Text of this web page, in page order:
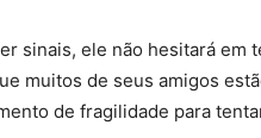
sinais, ele não hesitará em
muitos de seus amigos
de fragilidade para